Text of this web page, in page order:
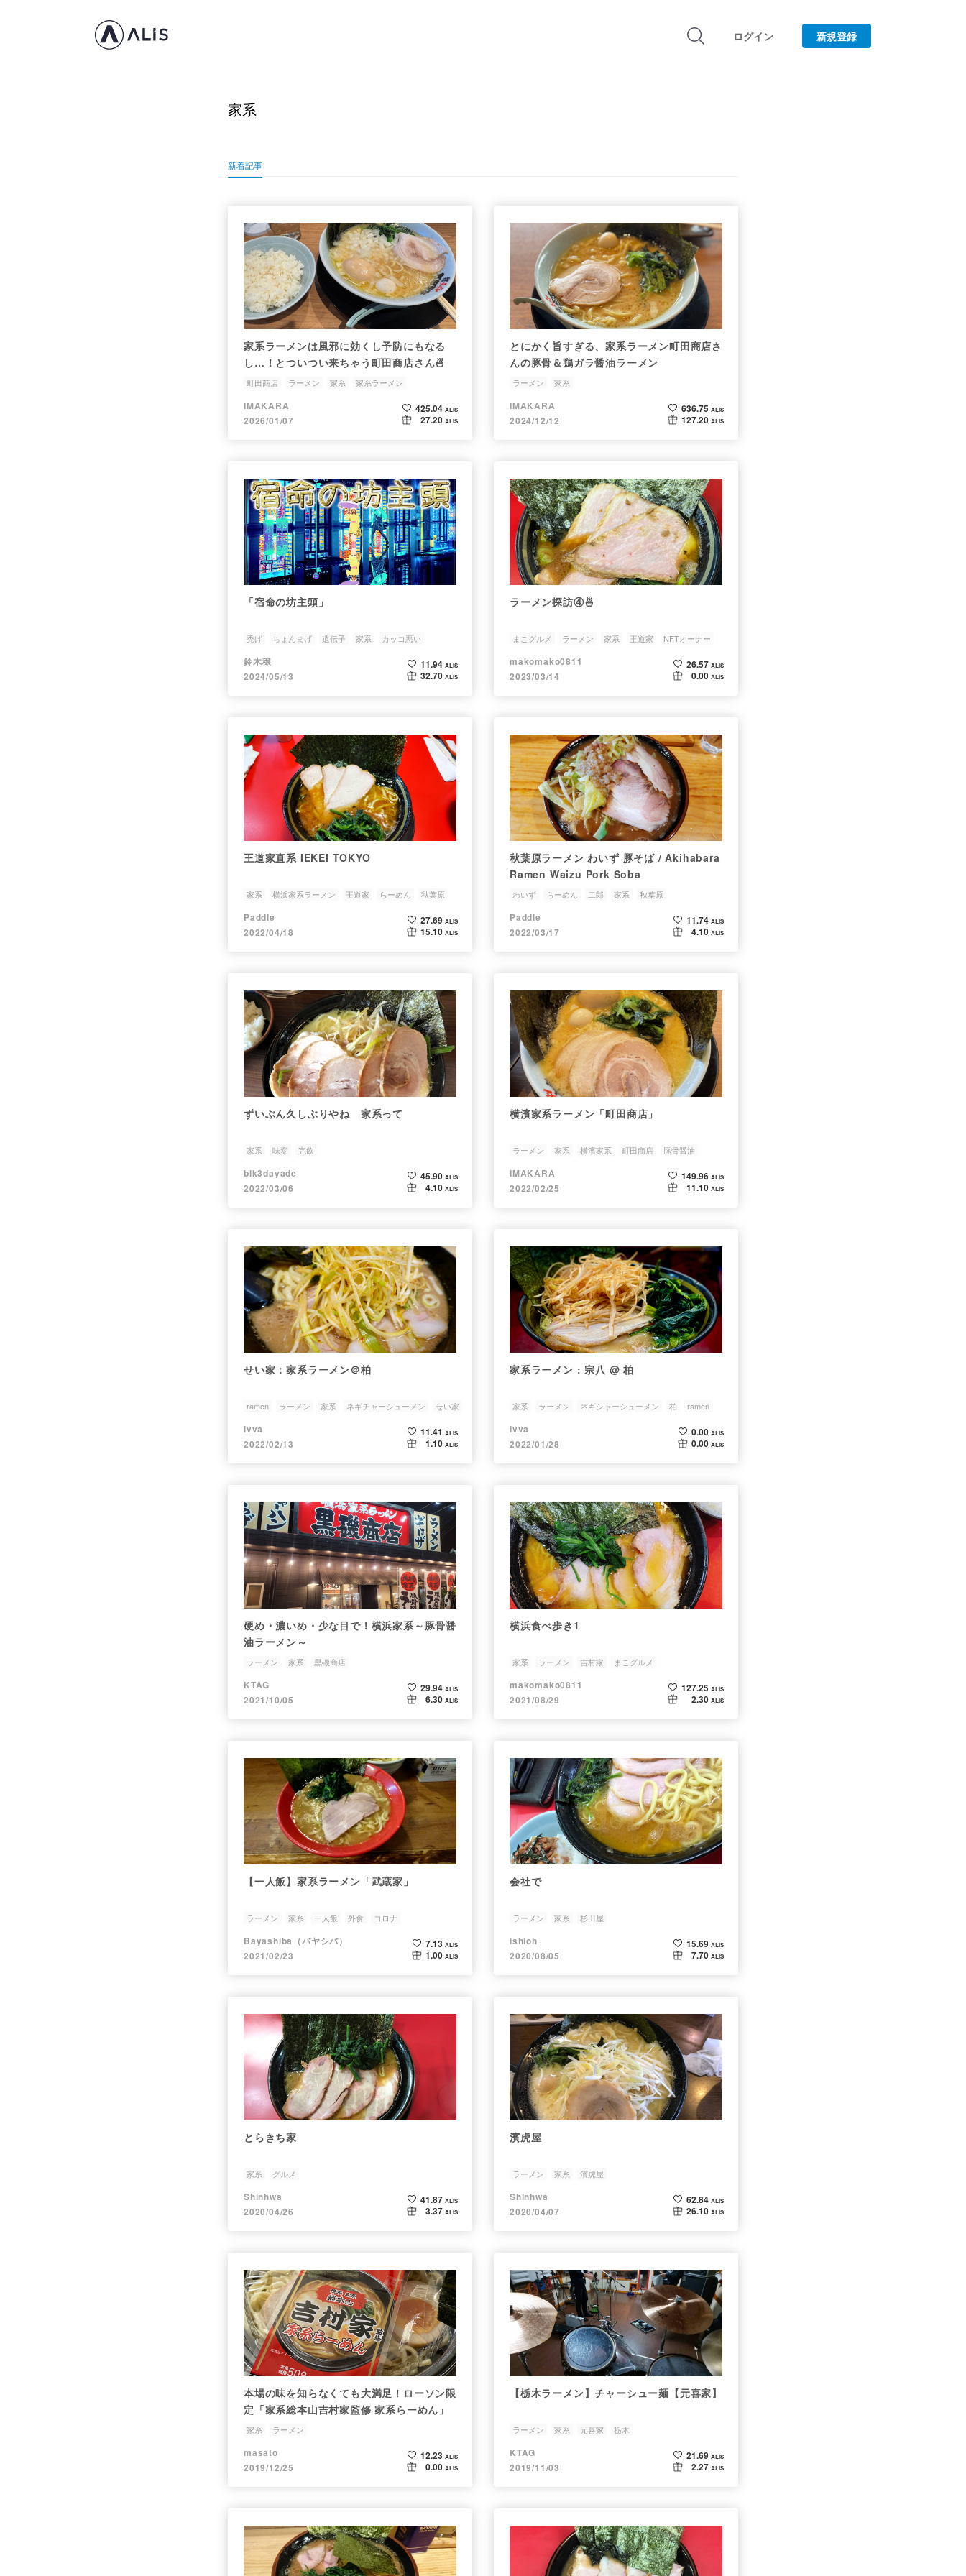
ログイン 新規登録
家系
新着記事
家系ラーメンは風邪に効くし予防にもなる
し…！とついつい来ちゃう町田商店さん🍜
町田商店 ラーメン 家系 家系ラーメン
IMAKARA
2026/01/07
425.04 ALIS
27.20 ALIS
とにかく旨すぎる、家系ラーメン町田商店さ
んの豚骨＆鶏ガラ醤油ラーメン
ラーメン 家系
IMAKARA
2024/12/12
636.75 ALIS
127.20 ALIS
「宿命の坊主頭」
禿げ ちょんまげ 遺伝子 家系 カッコ悪い
鈴木穣
2024/05/13
11.94 ALIS
32.70 ALIS
ラーメン探訪④🍜
まこグルメ ラーメン 家系 王道家 NFTオーナー
makomako0811
2023/03/14
26.57 ALIS
0.00 ALIS
王道家直系 IEKEI TOKYO
家系 横浜家系ラーメン 王道家 らーめん 秋葉原
Paddle
2022/04/18
27.69 ALIS
15.10 ALIS
秋葉原ラーメン わいず 豚そば / Akihabara
Ramen Waizu Pork Soba
わいず らーめん 二郎 家系 秋葉原
Paddle
2022/03/17
11.74 ALIS
4.10 ALIS
ずいぶん久しぶりやね 家系って
家系 味変 完飲
blk3dayade
2022/03/06
45.90 ALIS
4.10 ALIS
横濱家系ラーメン「町田商店」
ラーメン 家系 横濱家系 町田商店 豚骨醤油
IMAKARA
2022/02/25
149.96 ALIS
11.10 ALIS
せい家：家系ラーメン＠柏
ramen ラーメン 家系 ネギチャーシューメン せい家
ivva
2022/02/13
11.41 ALIS
1.10 ALIS
家系ラーメン : 宗八 @ 柏
家系 ラーメン ネギシャーシューメン 柏 ramen
ivva
2022/01/28
0.00 ALIS
0.00 ALIS
硬め・濃いめ・少な目で！横浜家系～豚骨醤
油ラーメン～
ラーメン 家系 黒磯商店
KTAG
2021/10/05
29.94 ALIS
6.30 ALIS
横浜食べ歩き1
家系 ラーメン 吉村家 まこグルメ
makomako0811
2021/08/29
127.25 ALIS
2.30 ALIS
【一人飯】家系ラーメン「武蔵家」
ラーメン 家系 一人飯 外食 コロナ
Bayashiba（バヤシバ）
2021/02/23
7.13 ALIS
1.00 ALIS
会社で
ラーメン 家系 杉田屋
ishioh
2020/08/05
15.69 ALIS
7.70 ALIS
とらきち家
家系 グルメ
Shinhwa
2020/04/26
41.87 ALIS
3.37 ALIS
濱虎屋
ラーメン 家系 濱虎屋
Shinhwa
2020/04/07
62.84 ALIS
26.10 ALIS
本場の味を知らなくても大満足！ローソン限
定「家系総本山吉村家監修 家系らーめん」
家系 ラーメン
masato
2019/12/25
12.23 ALIS
0.00 ALIS
【栃木ラーメン】チャーシュー麺【元喜家】
ラーメン 家系 元喜家 栃木
KTAG
2019/11/03
21.69 ALIS
2.27 ALIS